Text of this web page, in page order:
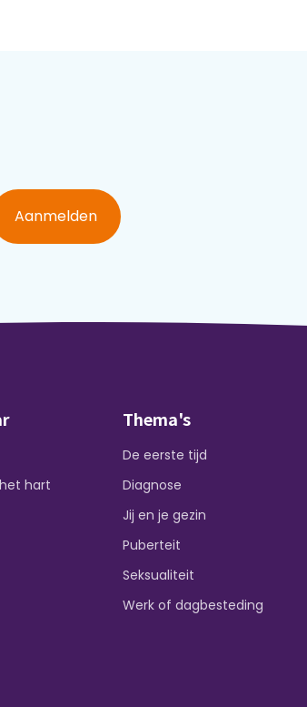
Aanmelden
hart
Thema's
De eerste tijd
Diagnose
Jij en je gezin
Puberteit
Seksualiteit
Werk of dagbesteding